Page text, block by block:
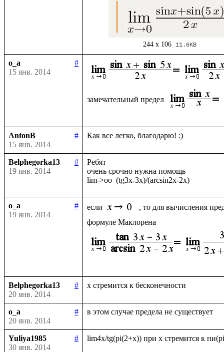
244 x 106 11.6KB
o_a
#
15 янв. 2014
замечательный предел
AntonB
#
15 янв. 2014
Belphegorka13
#
19 янв. 2014
Ребят
очень срочно нужна помощь
o_a
#
19 янв. 2014
если
, то для вычисления
Belphegorka13
#
20 янв. 2014
o_a
#
20 янв. 2014
Yuliya1985
#
30 янв. 2014